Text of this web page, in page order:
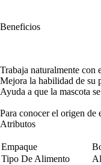
Beneficios
Trabaja naturalmente con
Mejora la habilidad de su
Ayuda a que la mascota
Para conocer el origen de
Atributos
Empaque
Tipo De Alimento